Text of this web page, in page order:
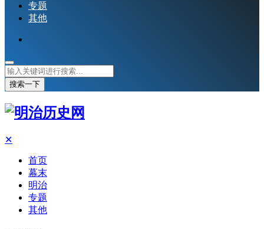
专题
其他
搜索一下
✕
首页
幕末
明治
专题
其他